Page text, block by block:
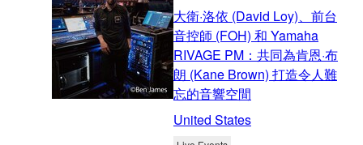
大衛·洛依 (David Loy)、前台
音控師 (FOH) 和 Yamaha
RIVAGE PM：共同為肯恩·布
朗 (Kane Brown) 打造令人難
忘的音響空間
United States